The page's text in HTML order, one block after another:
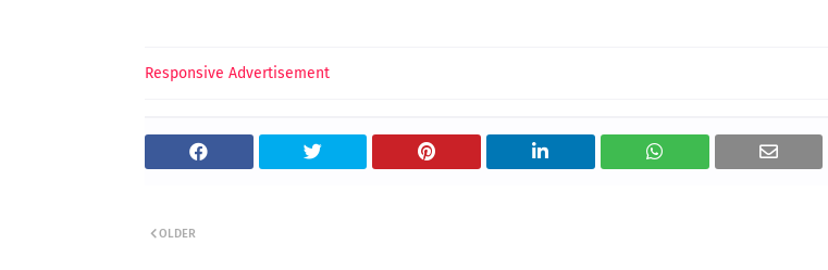
Responsive Advertisement
OLDER